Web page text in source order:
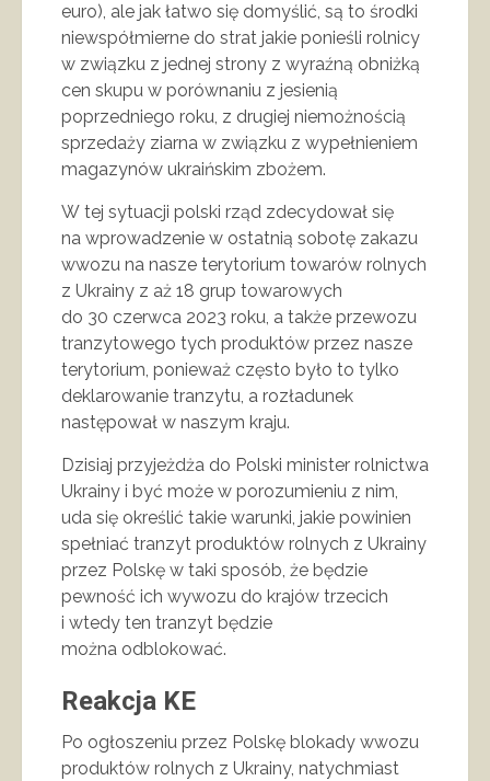
euro), ale jak łatwo się domyślić, są to środki
niewspółmierne do strat jakie ponieśli rolnicy
w związku z jednej strony z wyraźną obniżką
cen skupu w porównaniu z jesienią
poprzedniego roku, z drugiej niemożnością
sprzedaży ziarna w związku z wypełnieniem
magazynów ukraińskim zbożem.
W tej sytuacji polski rząd zdecydował się
na wprowadzenie w ostatnią sobotę zakazu
wwozu na nasze terytorium towarów rolnych
z Ukrainy z aż 18 grup towarowych
do 30 czerwca 2023 roku, a także przewozu
tranzytowego tych produktów przez nasze
terytorium, ponieważ często było to tylko
deklarowanie tranzytu, a rozładunek
następował w naszym kraju.
Dzisiaj przyjeżdża do Polski minister rolnictwa
Ukrainy i być może w porozumieniu z nim,
uda się określić takie warunki, jakie powinien
spełniać tranzyt produktów rolnych z Ukrainy
przez Polskę w taki sposób, że będzie
pewność ich wywozu do krajów trzecich
i wtedy ten tranzyt będzie
można odblokować.
Reakcja KE
Po ogłoszeniu przez Polskę blokady wwozu
produktów rolnych z Ukrainy, natychmiast